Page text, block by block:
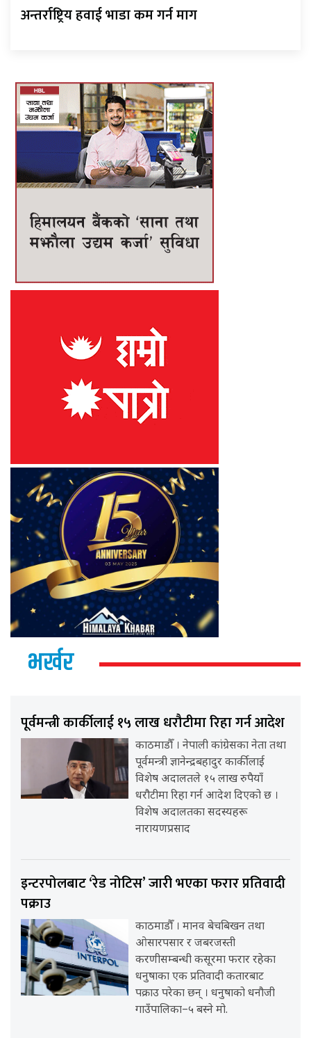
अन्तर्राष्ट्रिय हवाई भाडा कम गर्न माग
भर्खर
पूर्वमन्त्री कार्कीलाई १५ लाख धरौटीमा रिहा गर्न आदेश
काठमाडौँ । नेपाली कांग्रेसका नेता तथा
पूर्वमन्त्री ज्ञानेन्द्रबहादुर कार्कीलाई
विशेष अदालतले १५ लाख रुपैयाँ
धरौटीमा रिहा गर्न आदेश दिएको छ ।
विशेष अदालतका सदस्यहरू
नारायणप्रसाद
इन्टरपोलबाट ‘रेड नोटिस’ जारी भएका फरार प्रतिवादी
पक्राउ
काठमाडौँ । मानव बेचबिखन तथा
ओसारपसार र जबरजस्ती
करणीसम्बन्धी कसूरमा फरार रहेका
धनुषाका एक प्रतिवादी कतारबाट
पक्राउ परेका छन् । धनुषाको धनौजी
गाउँपालिका–५ बस्ने मो.